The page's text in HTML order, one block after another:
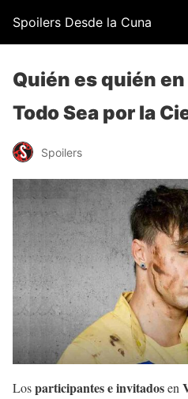
Spoilers Desde la Cuna
Quién es quién
Todo Sea por la
Spoilers
Losparticipantes e invitadosen